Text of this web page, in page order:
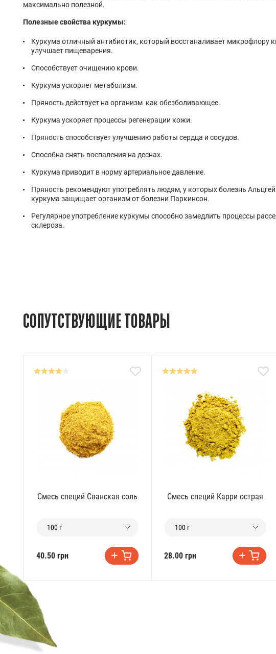
максимально полезной.
Полезные свойства куркумы:
Куркума отличный антибиотик, который восстаналивает микрофлору
улучшает пищеварения.
Способствует очищению крови.
Куркума ускоряет метаболизм.
Пряность действует на организм как обезболивающее.
Куркума ускоряет процессы регенерации кожи.
Пряность способствует улучшению работы сердца и сосудов.
Способна снять воспаления на деснах.
Куркума приводит в норму артериальное давление.
Пряность рекомендуют употреблять людям, у которых болезнь
куркума защищает организм от болезни Паркинсон.
Регулярное употребление куркумы способно замедлить процессы
склероза.
СОПУТСТВУЮЩИЕ ТОВАРЫ
Смесь специй Сванская соль
100 г
40.50 грн
Смесь специй Карри острая
100 г
28.00 грн